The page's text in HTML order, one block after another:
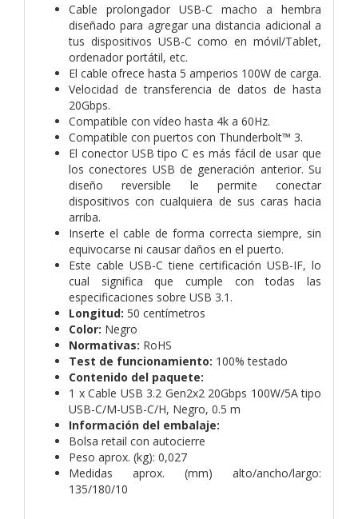
Cable prolongador USB-C macho a hembra
diseñado para agregar una distancia adicional a
tus dispositivos USB-C como en móvil/Tablet,
ordenador portátil, etc.
El cable ofrece hasta 5 amperios 100W de carga.
Velocidad de transferencia de datos de hasta
20Gbps.
Compatible con vídeo hasta 4k a 60Hz.
Compatible con puertos con Thunderbolt™ 3.
El conector USB tipo C es más fácil de usar que
los conectores USB de generación anterior. Su
diseño reversible le permite conectar
dispositivos con cualquiera de sus caras hacia
arriba.
Inserte el cable de forma correcta siempre, sin
equivocarse ni causar daños en el puerto.
Este cable USB-C tiene certificación USB-IF, lo
cual significa que cumple con todas las
especificaciones sobre USB 3.1.
Longitud: 50 centímetros
Color: Negro
Normativas: RoHS
Test de funcionamiento: 100% testado
Contenido del paquete:
1 x Cable USB 3.2 Gen2x2 20Gbps 100W/5A tipo
USB-C/M-USB-C/H, Negro, 0.5 m
Información del embalaje:
Bolsa retail con autocierre
Peso aprox. (kg): 0,027
Medidas aprox. (mm) alto/ancho/largo:
135/180/10